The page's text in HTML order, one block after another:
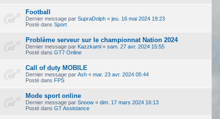
Football
Dernier message par SupraDolph « jeu. 16 mai 2024 19:23
Posté dans Sport
Problème serveur sur le championnat Nation 2024
Dernier message par Kazzkami « sam. 27 avr. 2024 15:55
Posté dans GT7 Online
Call of duty MOBILE
Dernier message par Ash « mar. 23 avr. 2024 05:44
Posté dans FPS
Mode sport online
Dernier message par Snoow « dim. 17 mars 2024 16:13
Posté dans GT Assistance